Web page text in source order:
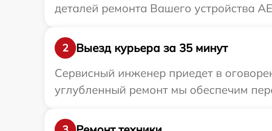
деталей ремонта Вашего устройства
2
Выезд курьера за 35 минут
Сервисный инженер приедет в
углубленный ремонт мы обеспечим